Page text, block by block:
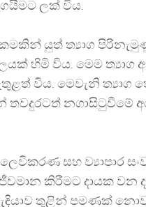
ලක් විය.
යුත් ත්‍යාග
හිමි විය. මෙම
විය. මෙවැනි ත්‍යාග
තවදුරටත් නගාසිටුවීමේ
සහ ව්‍යාපාර
ජීවමාන කිරීමට දායක
තුළින් පමණක්